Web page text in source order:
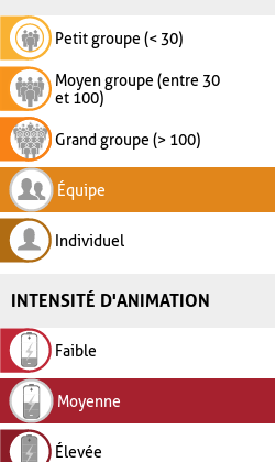
Petit groupe (< 30)
Moyen groupe (entre 30
et 100)
Grand groupe (> 100)
Équipe
Individuel
INTENSITÉ D'ANIMATION
Faible
Moyenne
Élevée